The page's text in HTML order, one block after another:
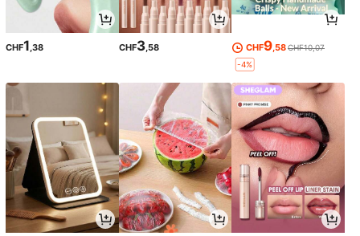
CHF1,38 CHF3,58 CHF9,58CHF10,07
-4%